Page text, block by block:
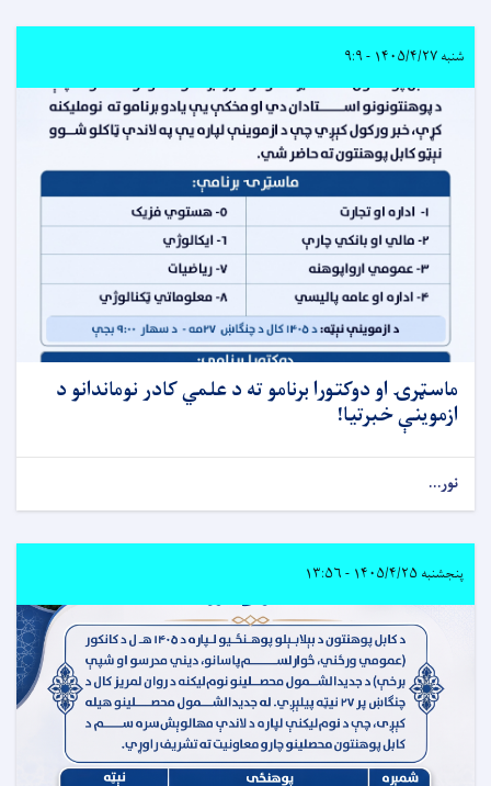
شنبه ۱۴۰۵/۴/۲۷ - ۹:۹
ماسټرۍ او دوکتورا برنامو ته د علمي کادر نوماندانو د
ازموینې خبرتیا!
نور...
پنجشنبه ۱۴۰۵/۴/۲۵ - ۱۳:۵۶